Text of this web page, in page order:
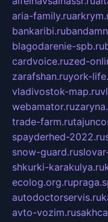
aria-family.ru
bankaribi.ru
blagodarenie-spb.ru
cardvoice.ruzed-
zarafshan.ruyork-
vladivostok-map.ru
webamator.ru
trade-farm.ru
spayderhed-2022.ru
snow-guard.ru
shkurki-karakulya.ru
ecolog.org.ru
autodoctorservis.ru
avto-vozim.ru